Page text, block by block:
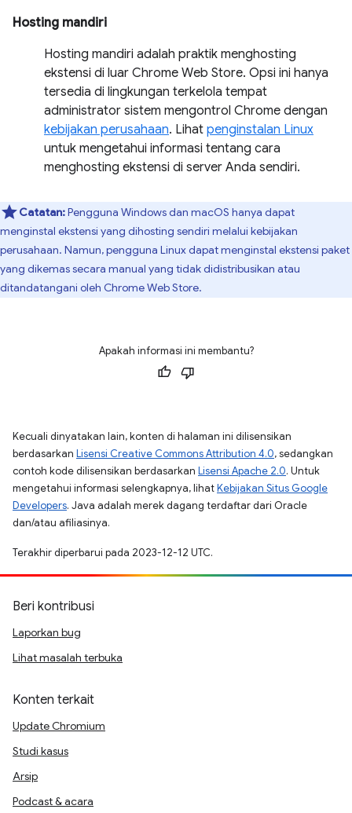
Hosting mandiri
Hosting mandiri adalah praktik menghosting
ekstensi di luar Chrome Web Store. Opsi ini hanya
tersedia di lingkungan terkelola tempat
administrator sistem mengontrol Chrome dengan
kebijakan perusahaan. Lihat penginstalan Linux
untuk mengetahui informasi tentang cara
menghosting ekstensi di server Anda sendiri.
Catatan:Pengguna Windows dan macOS hanya dapat
menginstal ekstensi yang dihosting sendiri melalui kebijakan
perusahaan. Namun, pengguna Linux dapat menginstal ekstensi paket
yang dikemas secara manual yang tidak didistribusikan atau
ditandatangani oleh Chrome Web Store.
Apakah informasi ini membantu?
Kecuali dinyatakan lain, konten di halaman ini dilisensikan
berdasarkan Lisensi Creative Commons Attribution 4.0, sedangkan
contoh kode dilisensikan berdasarkan Lisensi Apache 2.0. Untuk
mengetahui informasi selengkapnya, lihatKebijakan Situs Google
Developers. Java adalah merek dagang terdaftar dari Oracle
dan/atau afiliasinya.
Terakhir diperbarui pada 2023-12-12 UTC.
Beri kontribusi
Laporkan bug
Lihat masalah terbuka
Konten terkait
Update Chromium
Studi kasus
Arsip
Podcast & acara